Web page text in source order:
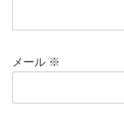
メール ※